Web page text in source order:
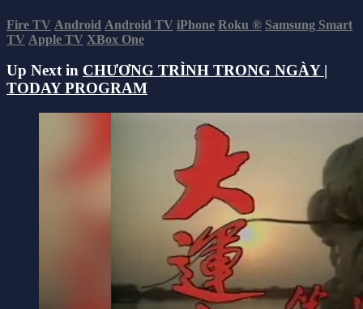
Fire TV Android Android TV iPhone Roku ® Samsung Smart
TV Apple TV XBox One
Up Next in CHƯƠNG TRÌNH TRONG NGÀY |
TODAY PROGRAM